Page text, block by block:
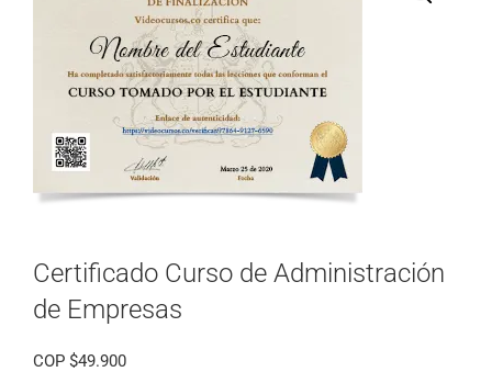
Certificado Curso de Administración
de Empresas
COP $49.900